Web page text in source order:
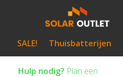
SALE! Thuisbatterijen
Hulp nodig? Plan een